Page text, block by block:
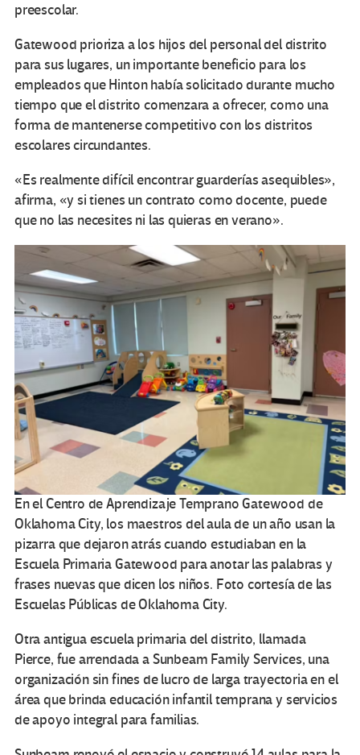
preescolar.
Gatewood prioriza a los hijos del personal del distrito
para sus lugares, un importante beneficio para los
empleados que Hinton había solicitado durante mucho
tiempo que el distrito comenzara a ofrecer, como una
forma de mantenerse competitivo con los distritos
escolares circundantes.
«Es realmente difícil encontrar guarderías asequibles»,
afirma, «y si tienes un contrato como docente, puede
que no las necesites ni las quieras en verano».
En el Centro de Aprendizaje Temprano Gatewood de
Oklahoma City, los maestros del aula de un año usan la
pizarra que dejaron atrás cuando estudiaban en la
Escuela Primaria Gatewood para anotar las palabras y
frases nuevas que dicen los niños. Foto cortesía de las
Escuelas Públicas de Oklahoma City.
Otra antigua escuela primaria del distrito, llamada
Pierce, fue arrendada a Sunbeam Family Services, una
organización sin fines de lucro de larga trayectoria en el
área que brinda educación infantil temprana y servicios
de apoyo integral para familias.